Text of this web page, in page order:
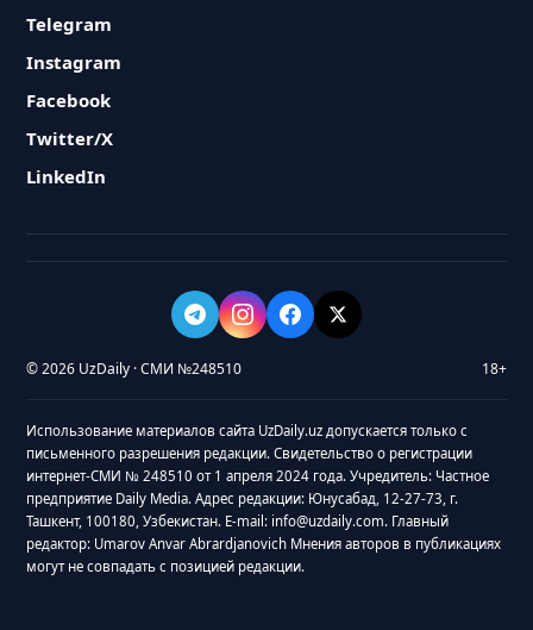
Telegram
Instagram
Facebook
Twitter/X
LinkedIn
© 2026 UzDaily · СМИ №248510 18+
Использование материалов сайта UzDaily.uz допускается только с
письменного разрешения редакции. Свидетельство о регистрации
интернет-СМИ № 248510 от 1 апреля 2024 года. Учредитель: Частное
предприятие Daily Media. Адрес редакции: Юнусабад, 12-27-73, г.
Ташкент, 100180, Узбекистан. E-mail: info@uzdaily.com. Главный
редактор: Umarov Anvar Abrardjanovich Мнения авторов в публикациях
могут не совпадать с позицией редакции.